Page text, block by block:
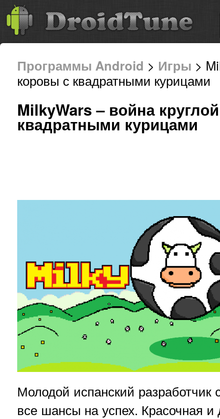
Программы Android > Игры >
коровы с квадратными курицами
MilkyWars – война
квадратными курицами
Молодой испанский разработчик
все шансы на успех. Красочная